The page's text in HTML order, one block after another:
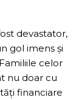
devastator,
gol imens și
celor
nu doar cu
financiare